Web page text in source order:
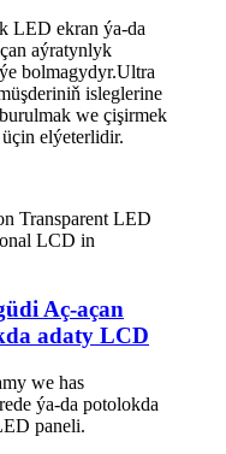
LED ekran ýa-da
aýratynlyk
bolmagydyr.Ultra
isleglerine
we çişirmek
elýeterlidir.
Aç-açan
adaty LCD
we has
ýa-da potolokda
paneli.